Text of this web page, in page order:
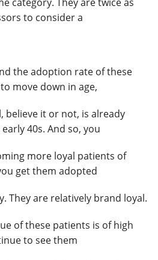
to consider a
the adoption rate of these
move down in age,
believe it or not, is already
40s. And so, you
more loyal patients of
get them adopted
They are relatively brand loyal.
of these patients is of high
to see them